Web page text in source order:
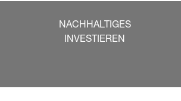
NACHHALTIGES
INVESTIEREN